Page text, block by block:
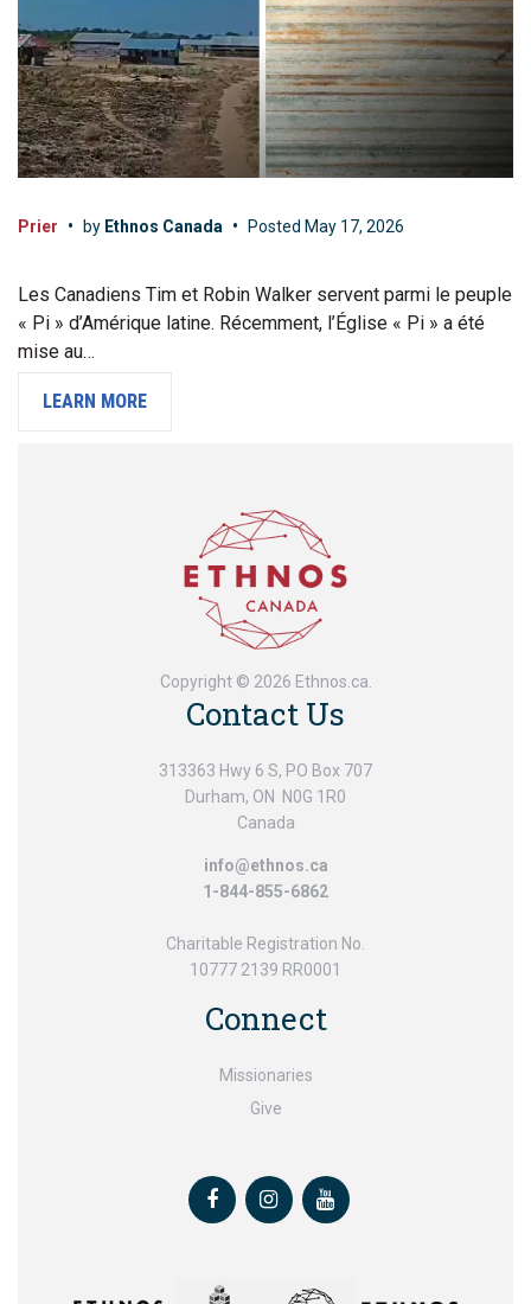
Prier • by Ethnos Canada • Posted May 17, 2026
Les Canadiens Tim et Robin Walker servent parmi le peuple
« Pi » d’Amérique latine. Récemment, l’Église « Pi » a été
mise au…
LEARN MORE
Copyright © 2026 Ethnos.ca.
Contact Us
313363 Hwy 6 S, PO Box 707
Durham, ON N0G 1R0
Canada
info@ethnos.ca
1-844-855-6862
Charitable Registration No.
10777 2139 RR0001
Connect
Missionaries
Give
FacebookInstagramYoutube